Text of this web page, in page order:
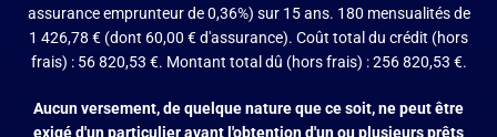
assurance emprunteur de 0,36%) sur 15 ans. 180 mensualités de
1 426,78 € (dont 60,00 € d'assurance). Coût total du crédit (hors
frais) : 56 820,53 €. Montant total dû (hors frais) : 256 820,53 €.
Aucun versement, de quelque nature que ce soit, ne peut être
exigé d'un particulier avant l'obtention d'un ou plusieurs prêts